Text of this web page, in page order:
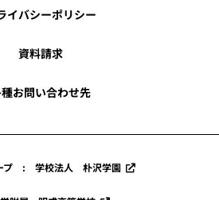
イバシーポリシー
資料請求
お問い合わせ先
プ : 学校法人 朴沢学園